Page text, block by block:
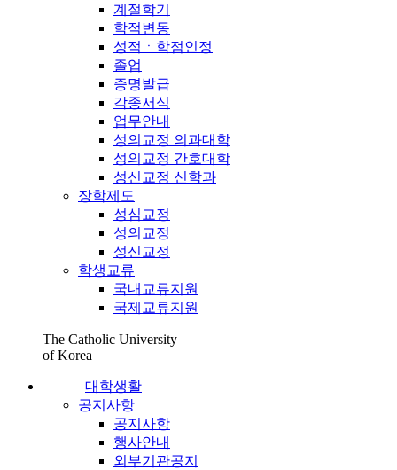
계절학기
학적변동
성적ㆍ학점인정
졸업
증명발급
각종서식
업무안내
성의교정 의과대학
성의교정 간호대학
성신교정 신학과
장학제도
성심교정
성의교정
성신교정
학생교류
국내교류지원
국제교류지원
The Catholic University
of Korea
대학생활
공지사항
공지사항
행사안내
외부기관공지